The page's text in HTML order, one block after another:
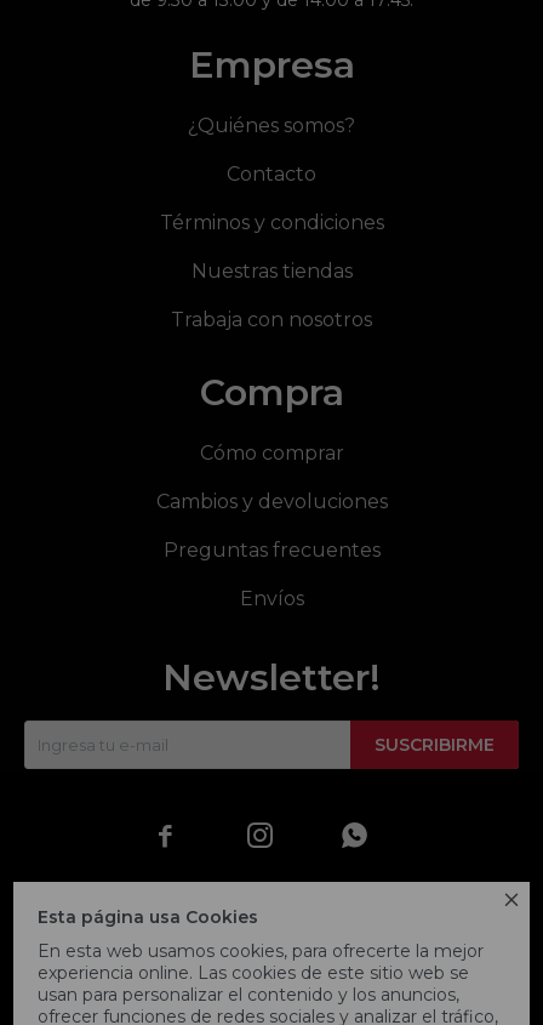

Esta página usa Cookies
En esta web usamos cookies, para ofrecerte la mejor
experiencia online. Las cookies de este sitio web se
usan para personalizar el contenido y los anuncios,
ofrecer funciones de redes sociales y analizar el tráfico,
Empresa
¿Quiénes somos?
Contacto
Términos y condiciones
Nuestras tiendas
Trabaja con nosotros
Compra
Cómo comprar
Cambios y devoluciones
Preguntas frecuentes
Envíos
Newsletter!
SUSCRIBIRME
  